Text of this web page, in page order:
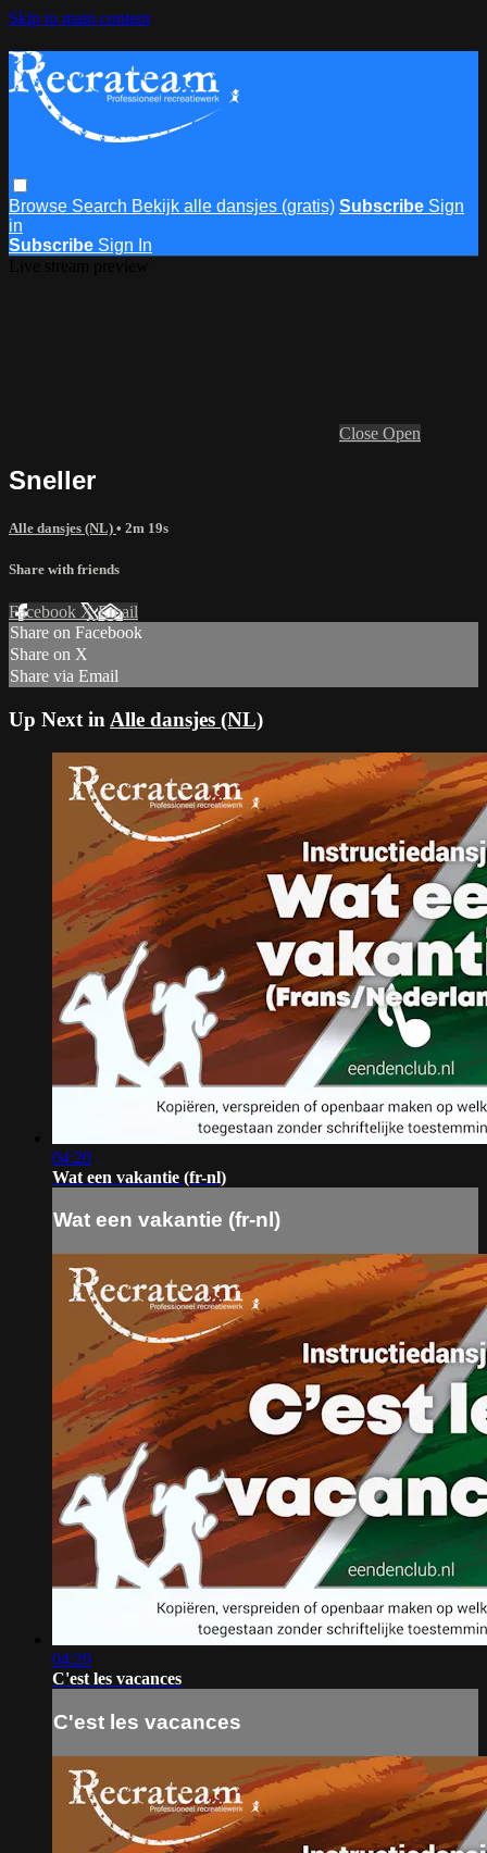
Skip to main content
Browse Search Bekijk alle dansjes (gratis) Subscribe Sign
in
Subscribe Sign In
Close Open
Sneller
Alle dansjes (NL) • 2m 19s
Share with friends
Facebook XEmail
Share on Facebook
Share on X
Share via Email
Up Next in Alle dansjes (NL)
04:20
Wat een vakantie (fr-nl)
Wat een vakantie (fr-nl)
04:20
C'est les vacances
C'est les vacances